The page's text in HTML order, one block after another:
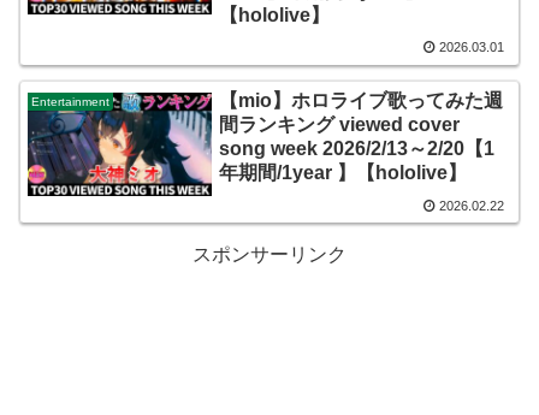
【hololive】
2026.03.01
Entertainment
【mio】ホロライブ歌ってみた週
間ランキング viewed cover
song week 2026/2/13～2/20【1
年期間/1year 】【hololive】
2026.02.22
スポンサーリンク